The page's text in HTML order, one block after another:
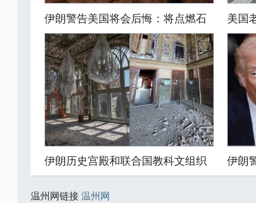
伊朗警告美国将会后悔：将点燃石 美国
伊朗历史宫殿和联合国教科文组织 伊朗
温州网链接温州网